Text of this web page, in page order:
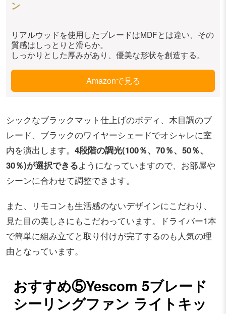
ン
リアルウッドを使用したブレードはMDFとは違い、その
質感はしっとりと滑らか。
しっかりとした厚みがあり、優美な形状を創造する。
Amazonで見る
シックなブラックマット仕上げのボディ、木目調のブ
レード、ブラックのワイヤーシェードでオシャレに室
内を演出します。 4段階の調光(100％、70％、50％、
30％)が選択できるようになっていますので、お部屋や
シーンに合わせて調整できます。
また、リモコンも生活感のないデザインにこだわり、
見た目の美しさにもこだわっています。ドライバー1本
で簡単に組み立てと取り付けが完了するのも人気の理
由となっています。
おすすめ⑤Yescom 5ブレード
シーリングファン ライトキッ